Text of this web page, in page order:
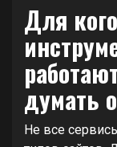
Для
думать
Не все